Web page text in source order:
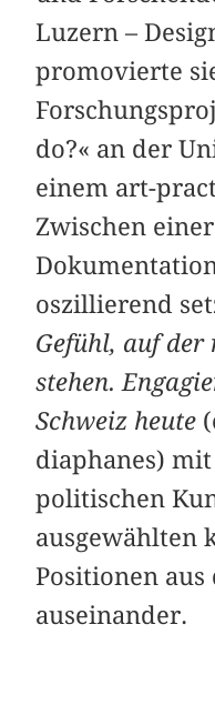
Luzern –
promovierte
do?« an der
einem art-
Zwischen
oszillierend
Gefühl, auf der
stehen.
Schweiz heute
diaphanes)
poli­tischen
ausgewählten
Positionen aus
auseinander.